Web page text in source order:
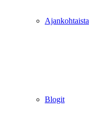
Ajankohtaista
Blogit